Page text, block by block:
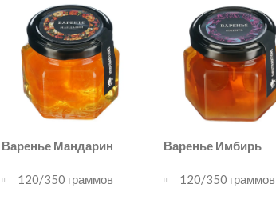
Варенье Мандарин
120/350 граммов
Варенье Имбирь
120/350 граммов